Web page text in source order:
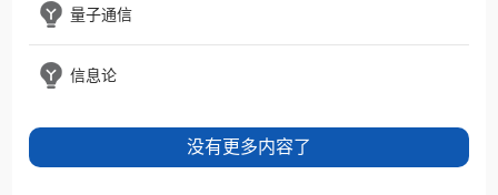
量子通信
信息论
没有更多内容了